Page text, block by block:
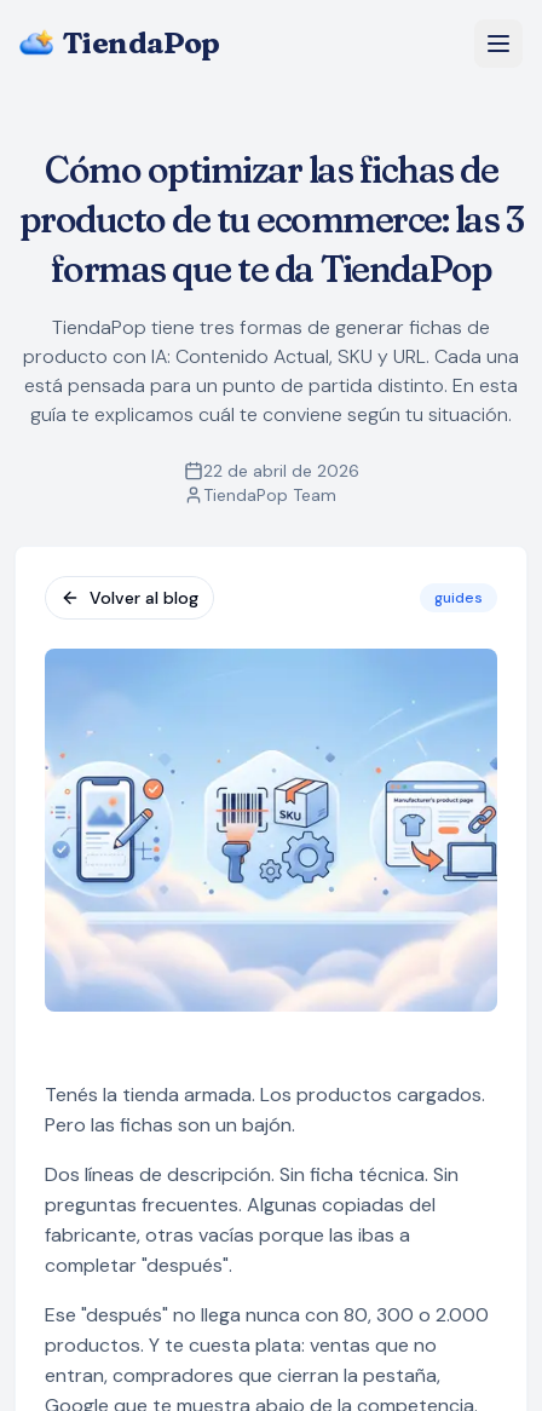
TiendaPop
Blog
Preguntas Frecuentes
Empezar gratis
Cómo optimizar las fichas de
producto de tu ecommerce: las 3
formas que te da TiendaPop
TiendaPop tiene tres formas de generar fichas de
producto con IA: Contenido Actual, SKU y URL. Cada una
está pensada para un punto de partida distinto. En esta
guía te explicamos cuál te conviene según tu situación.
22 de abril de 2026
TiendaPop Team
Volver al blog guides
Tenés la tienda armada. Los productos cargados.
Pero las fichas son un bajón.
Dos líneas de descripción. Sin ficha técnica. Sin
preguntas frecuentes. Algunas copiadas del
fabricante, otras vacías porque las ibas a
completar "después".
Ese "después" no llega nunca con 80, 300 o 2.000
productos. Y te cuesta plata: ventas que no
entran, compradores que cierran la pestaña,
Google que te muestra abajo de la competencia.